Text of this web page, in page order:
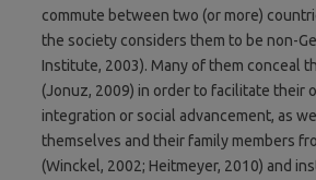
commute between two (or more)
the society considers them to be non-
Institute, 2003). Many of them conceal
(Jonuz, 2009) in order to facilitate their
integration or social advancement, as
themselves and their family members
(Winckel, 2002; Heitmeyer, 2010) and